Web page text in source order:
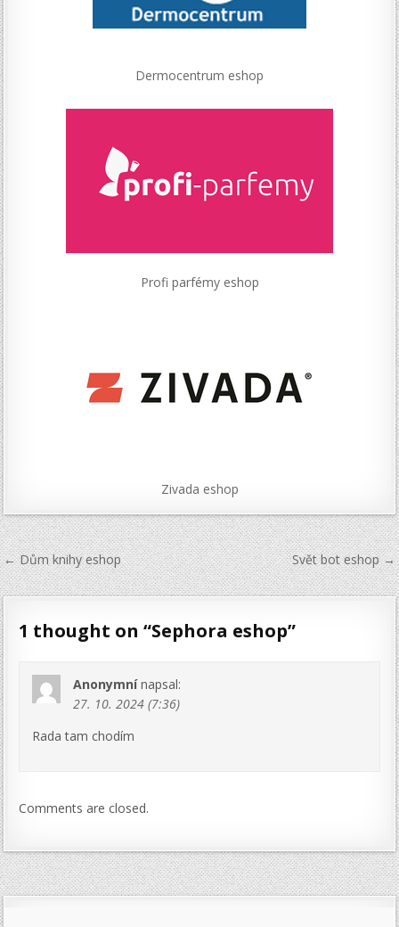
Dermocentrum eshop
Profi parfémy eshop
Zivada eshop
Navigace
pro
← Dům knihy eshop Svět bot eshop →
1 thought on “Sephora eshop”
Anonymní napsal:
27. 10. 2024 (7:36)
Rada tam chodím
Comments are closed.